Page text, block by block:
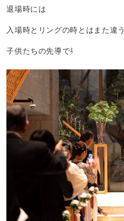
退場時には
入場時とリングの時とはまた違う
子供たちの先導で⇩